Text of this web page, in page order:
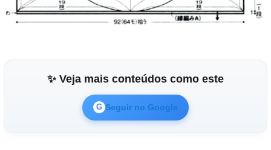
✨ Veja mais conteúdos como este
G Seguir no Google